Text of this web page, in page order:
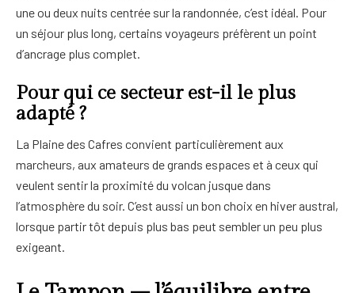
une ou deux nuits centrée sur la randonnée, c’est idéal. Pour
un séjour plus long, certains voyageurs préfèrent un point
d’ancrage plus complet.
Pour qui ce secteur est-il le plus
adapté ?
La Plaine des Cafres convient particulièrement aux
marcheurs, aux amateurs de grands espaces et à ceux qui
veulent sentir la proximité du volcan jusque dans
l’atmosphère du soir. C’est aussi un bon choix en hiver austral,
lorsque partir tôt depuis plus bas peut sembler un peu plus
exigeant.